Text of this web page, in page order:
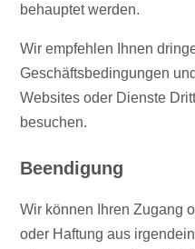
behauptet werden.
Wir empfehlen Ihnen
Geschäftsbedingungen
Websites oder Dienste
besuchen.
Beendigung
Wir können Ihren Zugang
oder Haftung aus